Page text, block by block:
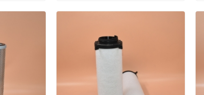
الترباس: 1.25 بوصة (31.75 ملم) الأرقام
المرجعية ماركة رقم الجزء بالدوين LL2521